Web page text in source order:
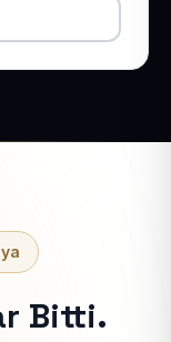
Bitti.